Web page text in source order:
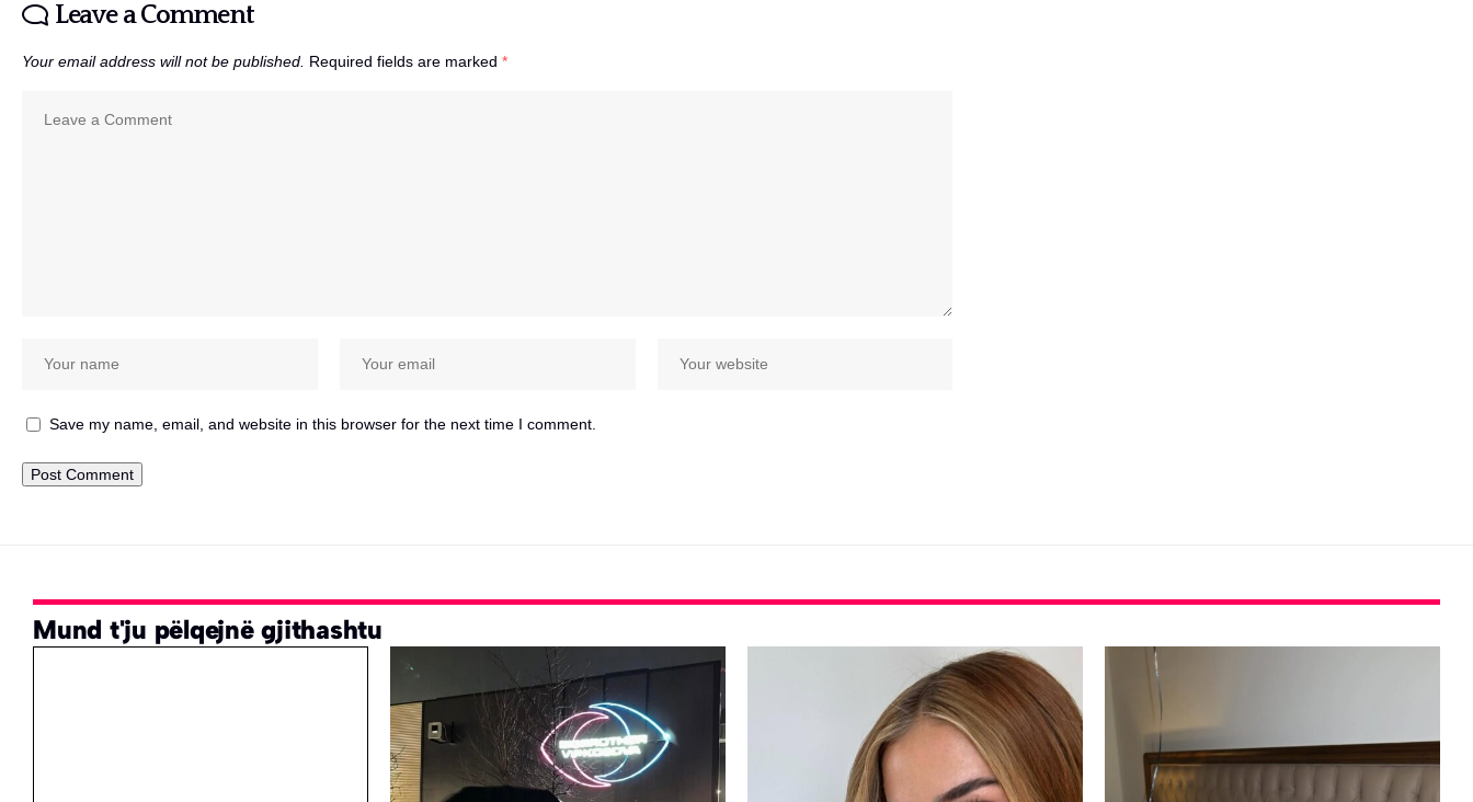
Leave a Comment
Your email address will not be published. Required fields are marked *
Save my name, email, and website in this browser for the next time I comment.
Mund t'ju pëlqejnë gjithashtu